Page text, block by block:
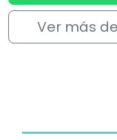
Ver más